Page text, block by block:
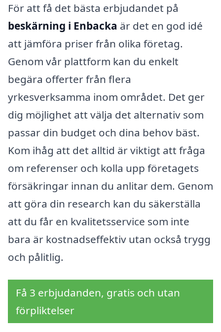
För att få det bästa erbjudandet på
beskärning i Enbacka är det en god idé
att jämföra priser från olika företag.
Genom vår plattform kan du enkelt
begära offerter från flera
yrkesverksamma inom området. Det ger
dig möjlighet att välja det alternativ som
passar din budget och dina behov bäst.
Kom ihåg att det alltid är viktigt att fråga
om referenser och kolla upp företagets
försäkringar innan du anlitar dem. Genom
att göra din research kan du säkerställa
att du får en kvalitetsservice som inte
bara är kostnadseffektiv utan också trygg
och pålitlig.
Få 3 erbjudanden, gratis och utan
förpliktelser